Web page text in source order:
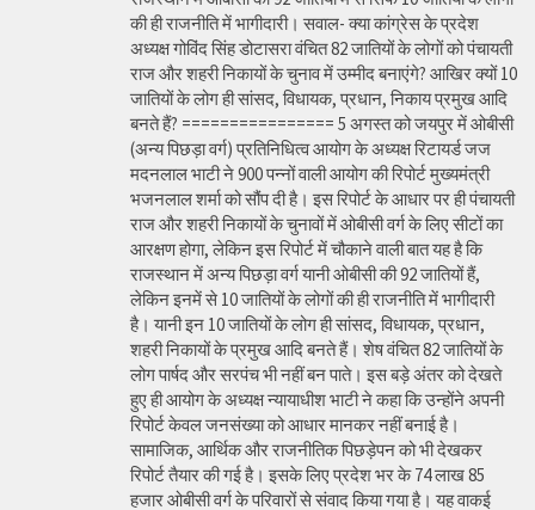
की ही राजनीति में भागीदारी। सवाल- क्या कांग्रेस के प्रदेश
अध्यक्ष गोविंद सिंह डोटासरा वंचित 82 जातियों के लोगों को पंचायती
राज और शहरी निकायों के चुनाव में उम्मीद बनाएंगे? आखिर क्यों 10
जातियों के लोग ही सांसद, विधायक, प्रधान, निकाय प्रमुख आदि
बनते हैं? ================ 5 अगस्त को जयपुर में ओबीसी
(अन्य पिछड़ा वर्ग) प्रतिनिधित्व आयोग के अध्यक्ष रिटायर्ड जज
मदनलाल भाटी ने 900 पन्नों वाली आयोग की रिपोर्ट मुख्यमंत्री
भजनलाल शर्मा को सौंप दी है। इस रिपोर्ट के आधार पर ही पंचायती
राज और शहरी निकायों के चुनावों में ओबीसी वर्ग के लिए सीटों का
आरक्षण होगा, लेकिन इस रिपोर्ट में चौकाने वाली बात यह है कि
राजस्थान में अन्य पिछड़ा वर्ग यानी ओबीसी की 92 जातियों हैं,
लेकिन इनमें से 10 जातियों के लोगों की ही राजनीति में भागीदारी
है। यानी इन 10 जातियों के लोग ही सांसद, विधायक, प्रधान,
शहरी निकायों के प्रमुख आदि बनते हैं। शेष वंचित 82 जातियों के
लोग पार्षद और सरपंच भी नहीं बन पाते। इस बड़े अंतर को देखते
हुए ही आयोग के अध्यक्ष न्यायाधीश भाटी ने कहा कि उन्होंने अपनी
रिपोर्ट केवल जनसंख्या को आधार मानकर नहीं बनाई है।
सामाजिक, आर्थिक और राजनीतिक पिछड़ेपन को भी देखकर
रिपोर्ट तैयार की गई है। इसके लिए प्रदेश भर के 74 लाख 85
हजार ओबीसी वर्ग के परिवारों से संवाद किया गया है। यह वाकई